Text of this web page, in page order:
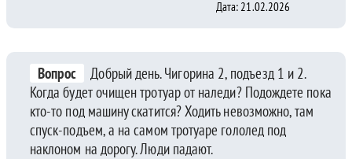
Дата: 21.02.2026
Вопрос
Добрый день. Чигорина 2, подъезд 1 и 2.
Когда будет очищен тротуар от наледи? Подождете пока
кто-то под машину скатится? Ходить невозможно, там
спуск-подъем, а на самом тротуаре гололед под
наклоном на дорогу. Люди падают.